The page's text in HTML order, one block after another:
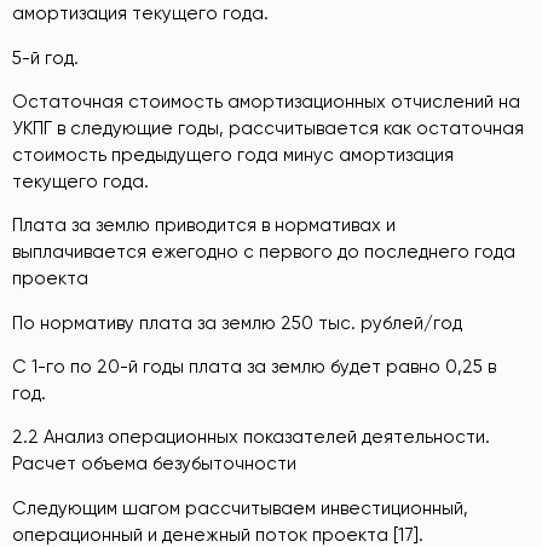
амортизация текущего года.
5-й год.
Остаточная стоимость амортизационных отчислений на
УКПГ в следующие годы, рассчитывается как остаточная
стоимость предыдущего года минус амортизация
текущего года.
Плата за землю приводится в нормативах и
выплачивается ежегодно с первого до последнего года
проекта
По нормативу плата за землю 250 тыс. рублей/год
С 1-го по 20-й годы плата за землю будет равно 0,25 в
год.
2.2 Анализ операционных показателей деятельности.
Расчет объема безубыточности
Следующим шагом рассчитываем инвестиционный,
операционный и денежный поток проекта [17].